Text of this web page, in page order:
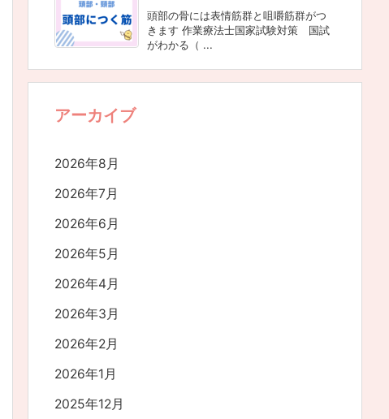
頭部の骨には表情筋群と咀嚼筋群がつ
きます 作業療法士国家試験対策 国試
がわかる（ ...
アーカイブ
2026年8月
2026年7月
2026年6月
2026年5月
2026年4月
2026年3月
2026年2月
2026年1月
2025年12月